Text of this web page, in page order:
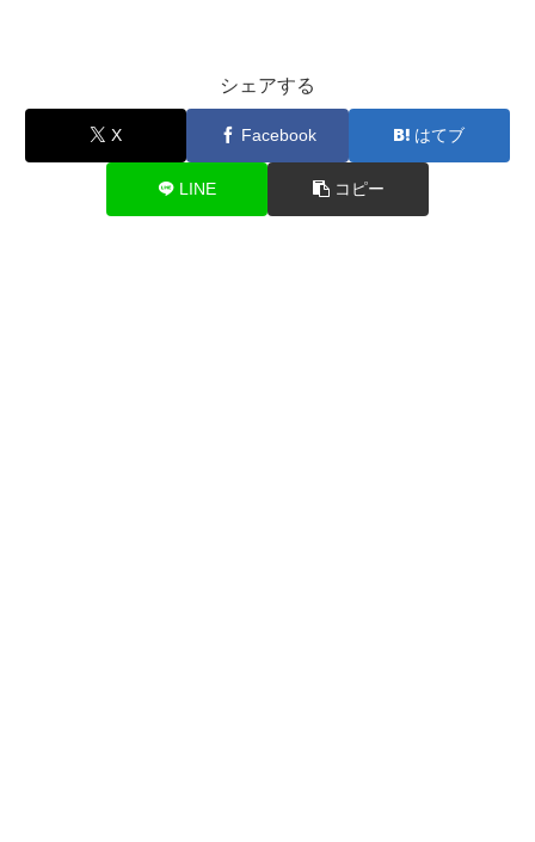
シェアする
X Facebook はてブ
LINE コピー